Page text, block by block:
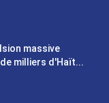
massive
milliers d'Haït...